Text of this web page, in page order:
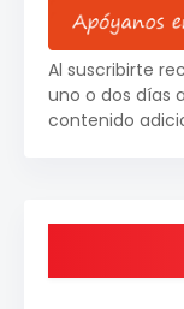
Al suscribirte
uno o dos días
contenido